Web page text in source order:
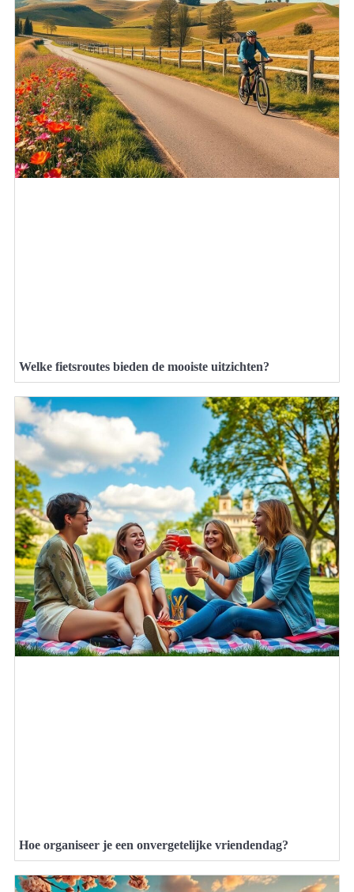
Welke fietsroutes bieden de mooiste uitzichten?
Hoe organiseer je een onvergetelijke vriendendag?